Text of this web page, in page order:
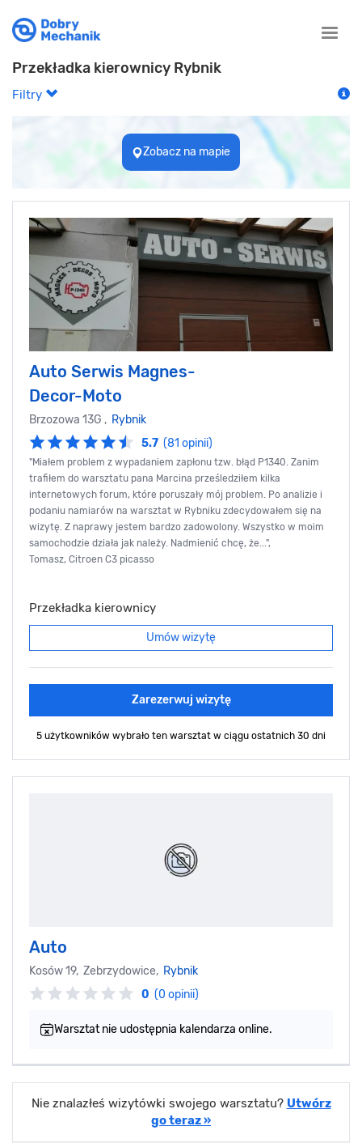
Toggle
Przekładka kierownicy Rybnik
Filtry
Zobacz na mapie
Auto Serwis Magnes-
Decor-Moto
Brzozowa 13G , Rybnik
5.7 (81 opinii)
"Miałem problem z wypadaniem zapłonu tzw. błąd P1340. Zanim
trafiłem do warsztatu pana Marcina prześledziłem kilka
internetowych forum, które poruszały mój problem. Po analizie i
podaniu namiarów na warsztat w Rybniku zdecydowałem się na
wizytę. Z naprawy jestem bardzo zadowolony. Wszystko w moim
samochodzie działa jak należy. Nadmienić chcę, że...",
Tomasz, Citroen C3 picasso
Przekładka kierownicy
Umów wizytę
Zarezerwuj wizytę
5 użytkowników wybrało ten warsztat w ciągu ostatnich 30 dni
Auto
Kosów 19, Zebrzydowice, Rybnik
0 (0 opinii)
Warsztat nie udostępnia kalendarza online.
Nie znalazłeś wizytówki swojego warsztatu? Utwórz
go teraz »